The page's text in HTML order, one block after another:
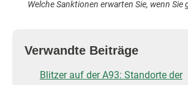
Welche Sanktionen erwarten Sie, wenn Sie
Verwandte Beiträge
Blitzer auf der A93: Standorte der